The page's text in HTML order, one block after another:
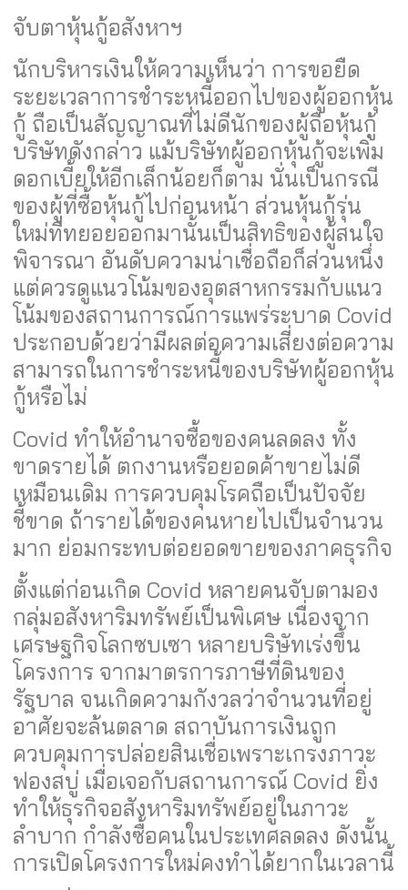
จับตาหุ้นกู้อสังหาฯ
นักบริหารเงินให้ความเห็นว่า การขอยืด
ระยะเวลาการชำระหนี้ออกไปของผู้ออกหุ้น
กู้ ถือเป็นสัญญาณที่ไม่ดีนักของผู้ถือหุ้นกู้
บริษัทดังกล่าว แม้บริษัทผู้ออกหุ้นกู้จะเพิ่ม
ดอกเบี้ยให้อีกเล็กน้อยก็ตาม นั่นเป็นกรณี
ของผู้ที่ซื้อหุ้นกู้ไปก่อนหน้า ส่วนหุ้นกู้รุ่น
ใหม่ที่ทยอยออกมานั้นเป็นสิทธิของผู้สนใจ
พิจารณา อันดับความน่าเชื่อถือก็ส่วนหนึ่ง
แต่ควรดูแนวโน้มของอุตสาหกรรมกับแนว
โน้มของสถานการณ์การแพร่ระบาด Covid
ประกอบด้วยว่ามีผลต่อความเสี่ยงต่อความ
สามารถในการชำระหนี้ของบริษัทผู้ออกหุ้น
กู้หรือไม่
Covid ทำให้อำนาจซื้อของคนลดลง ทั้ง
ขาดรายได้ ตกงานหรือยอดค้าขายไม่ดี
เหมือนเดิม การควบคุมโรคถือเป็นปัจจัย
ชี้ขาด ถ้ารายได้ของคนหายไปเป็นจำนวน
มาก ย่อมกระทบต่อยอดขายของภาคธุรกิจ
ตั้งแต่ก่อนเกิด Covid หลายคนจับตามอง
กลุ่มอสังหาริมทรัพย์เป็นพิเศษ เนื่องจาก
เศรษฐกิจโลกซบเซา หลายบริษัทเร่งขึ้น
โครงการ จากมาตรการภาษีที่ดินของ
รัฐบาล จนเกิดความกังวลว่าจำนวนที่อยู่
อาศัยจะล้นตลาด สถาบันการเงินถูก
ควบคุมการปล่อยสินเชื่อเพราะเกรงภาวะ
ฟองสบู่ เมื่อเจอกับสถานการณ์ Covid ยิ่ง
ทำให้ธุรกิจอสังหาริมทรัพย์อยู่ในภาวะ
ลำบาก กำลังซื้อคนในประเทศลดลง ดังนั้น
การเปิดโครงการใหม่คงทำได้ยากในเวลานี้